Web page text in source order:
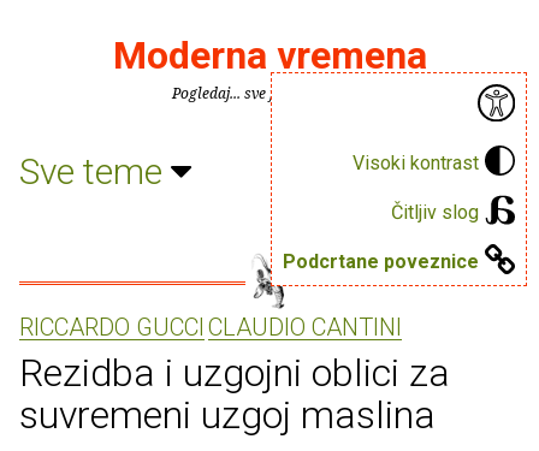
Visoki kontrast
Čitljiv slog
Podcrtane poveznice
Moderna vremena
Pogledaj... sve je puno knjiga.
Sve teme
RICCARDO GUCCI CLAUDIO CANTINI
Rezidba i uzgojni oblici za
suvremeni uzgoj maslina